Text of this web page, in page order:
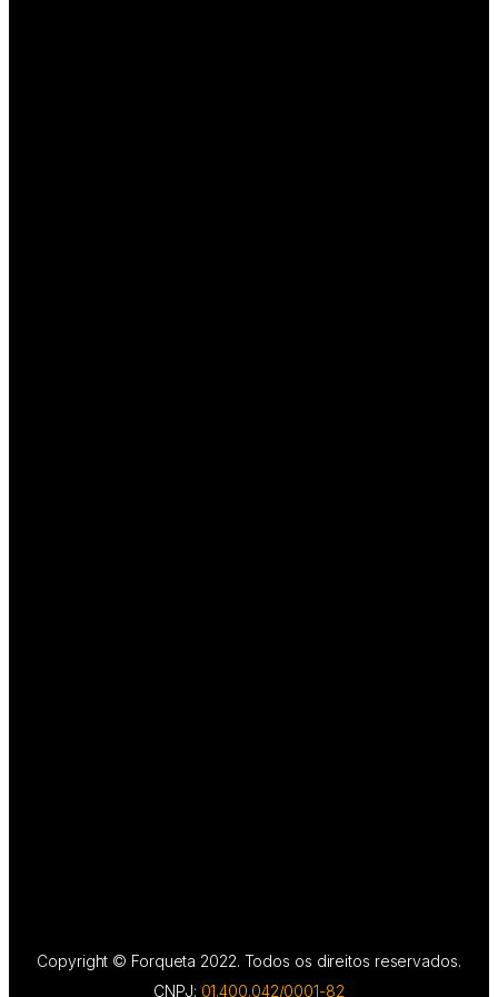
Copyright © Forqueta 2022. Todos os direitos reservados.
CNPJ: 01.400.042/0001-82